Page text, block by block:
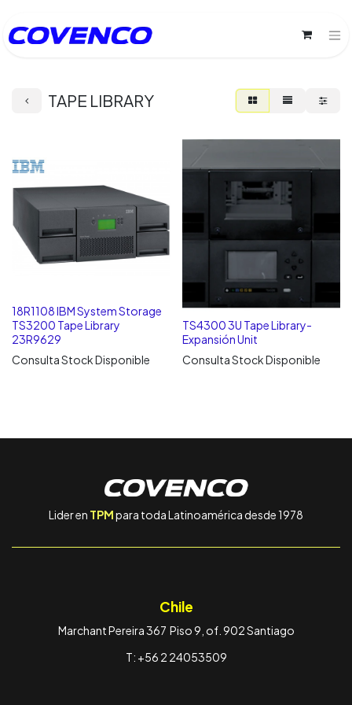
TAPE LIBRARY
18R1108 IBM System Storage
TS3200 Tape Library
23R9629
Consulta Stock Disponible
TS4300 3U Tape Library-
Expansión Unit
Consulta Stock Disponible
Lider en TPMpara toda Latinoamérica desde 1978
Chile
Marchant Pereira 367 Piso 9, of. 902 Santiago
T: +56 2 24053509